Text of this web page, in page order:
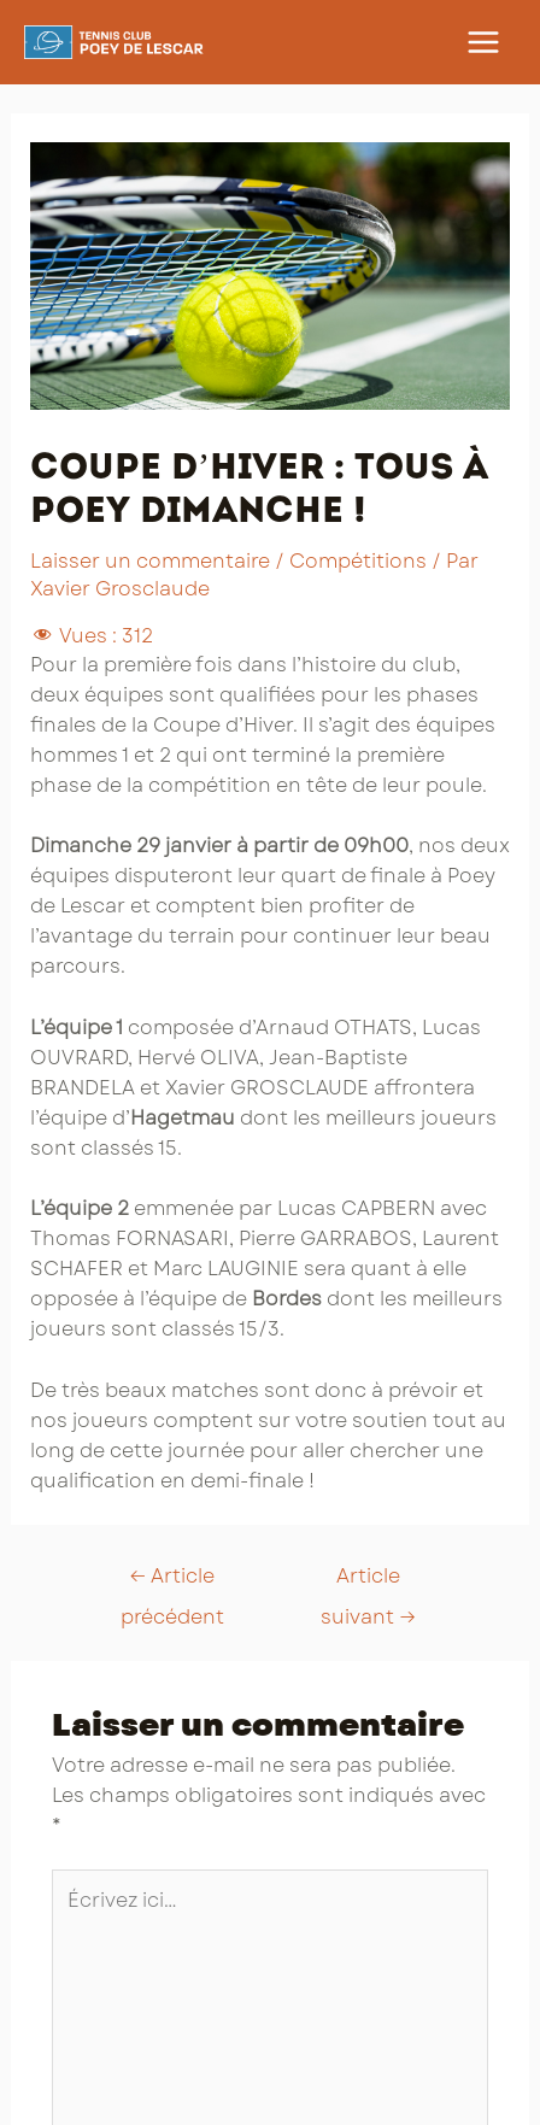
MAIN
Coupe d’Hiver : tous à
Poey dimanche !
Laisser un commentaire / Compétitions / Par
Xavier Grosclaude
Vues : 312
Pour la première fois dans l’histoire du club,
deux équipes sont qualifiées pour les phases
finales de la Coupe d’Hiver. Il s’agit des équipes
hommes 1 et 2 qui ont terminé la première
phase de la compétition en tête de leur poule.
Dimanche 29 janvier à partir de 09h00, nos deux
équipes disputeront leur quart de finale à Poey
de Lescar et comptent bien profiter de
l’avantage du terrain pour continuer leur beau
parcours.
L’équipe 1 composée d’Arnaud OTHATS, Lucas
OUVRARD, Hervé OLIVA, Jean-Baptiste
BRANDELA et Xavier GROSCLAUDE affrontera
l’équipe d’Hagetmau dont les meilleurs joueurs
sont classés 15.
L’équipe 2emmenée par Lucas CAPBERN avec
Thomas FORNASARI, Pierre GARRABOS, Laurent
SCHAFER et Marc LAUGINIE sera quant à elle
opposée à l’équipe de Bordesdont les meilleurs
joueurs sont classés 15/3.
De très beaux matches sont donc à prévoir et
nos joueurs comptent sur votre soutien tout au
long de cette journée pour aller chercher une
qualification en demi-finale !
← Article
précédent
Article
suivant →
Laisser un commentaire
Votre adresse e-mail ne sera pas publiée.
Les champs obligatoires sont indiqués avec
*
Écrivez
ici…